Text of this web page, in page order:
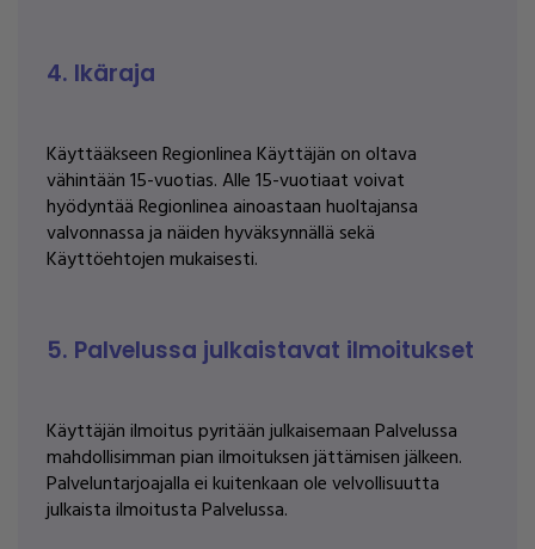
4. Ikäraja
Käyttääkseen Regionlinea Käyttäjän on oltava
vähintään 15-vuotias. Alle 15-vuotiaat voivat
hyödyntää Regionlinea ainoastaan huoltajansa
valvonnassa ja näiden hyväksynnällä sekä
Käyttöehtojen mukaisesti.
5. Palvelussa julkaistavat ilmoitukset
Käyttäjän ilmoitus pyritään julkaisemaan Palvelussa
mahdollisimman pian ilmoituksen jättämisen jälkeen.
Palveluntarjoajalla ei kuitenkaan ole velvollisuutta
julkaista ilmoitusta Palvelussa.